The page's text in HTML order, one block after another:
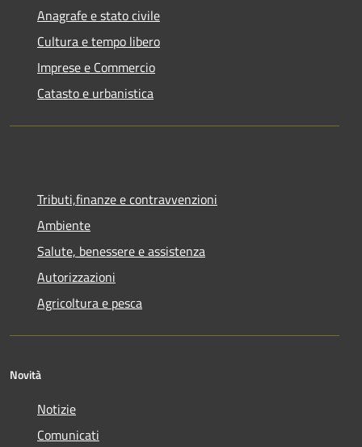
Anagrafe e stato civile
Cultura e tempo libero
Imprese e Commercio
Catasto e urbanistica
Tributi,finanze e contravvenzioni
Ambiente
Salute, benessere e assistenza
Autorizzazioni
Agricoltura e pesca
Novità
Notizie
Comunicati